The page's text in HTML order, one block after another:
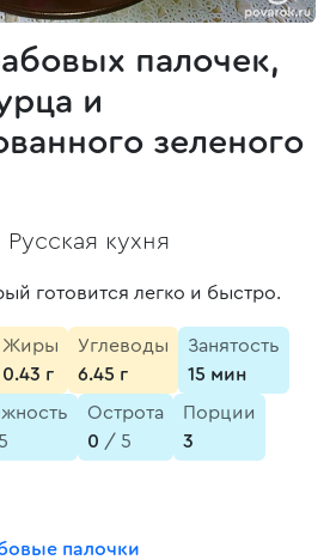
палочек,
и
зеленого
Русская кухня
готовится легко и быстро.
Жиры
0.43 г
Углеводы
6.45 г
Занятость
15 мин
Острота
0 / 5
Порции
3
палочки